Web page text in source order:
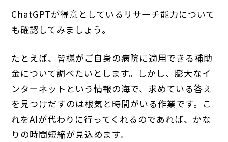
ChatGPTが得意としているリサーチ能力について
も確認してみましょう。
たとえば、皆様がご自身の病院に適用できる補助
金について調べたいとします。しかし、膨大なイ
ンターネットという情報の海で、求めている答え
を見つけだすのは根気と時間がいる作業です。こ
れをAIが代わりに行ってくれるのであれば、かな
りの時間短縮が見込めます。